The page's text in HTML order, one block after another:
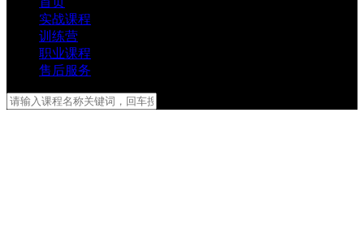
实战课程
训练营
职业课程
售后服务